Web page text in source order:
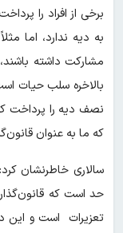
برخی از افراد را
به دیه ندارد، اما
مشارکت داشته
بالاخره سلب حیات
نصف دیه را
که ما به عنوان
سالاری خاطرنشان
حد است که
تعزیرات است و